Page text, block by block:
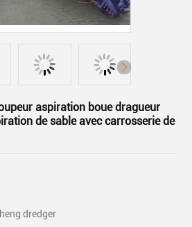
aspiration boue dragueur
de sable avec carrosserie de
dredger